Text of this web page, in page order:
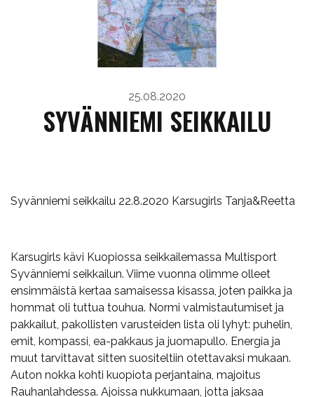
25.08.2020
SYVÄNNIEMI SEIKKAILU
Syvänniemi seikkailu 22.8.2020 Karsugirls Tanja&Reetta
Karsugirls kävi Kuopiossa seikkailemassa Multisport
Syvänniemi seikkailun. Viime vuonna olimme olleet
ensimmäistä kertaa samaisessa kisassa, joten paikka ja
hommat oli tuttua touhua. Normi valmistautumiset ja
pakkailut, pakollisten varusteiden lista oli lyhyt: puhelin,
emit, kompassi, ea-pakkaus ja juomapullo. Energia ja
muut tarvittavat sitten suositeltiin otettavaksi mukaan.
Auton nokka kohti kuopiota perjantaina, majoitus
Rauhanlahdessa. Ajoissa nukkumaan, jotta jaksaa